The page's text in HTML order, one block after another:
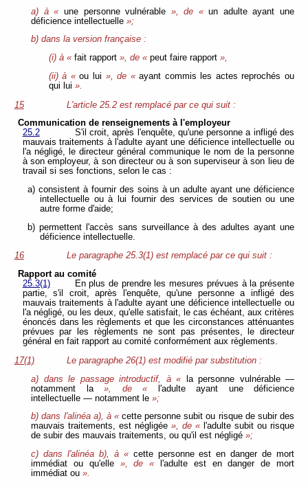
a) à « une personne vulnérable », de «un adulte ayant une
déficience intellectuelle»;
b) dans la version française :
(i) à «fait rapport », de «peut faire rapport »,
(ii) à «ou lui », de «ayant commis les actes reprochés ou
qui lui ».
15
L'article 25.2 est remplacé par ce qui suit :
Communication de renseignements à l'employeur
25.2
S'il croit, après l'enquête, qu'une personne a infligé des
mauvais traitements à l'adulte ayant une déficience intellectuelle ou
l'a négligé, le directeur général communique le nom de la personne
à son employeur, à son directeur ou à son superviseur à son lieu de
travail si ses fonctions, selon le cas :
a) consistent à fournir des soins à un adulte ayant une déficience
intellectuelle ou à lui fournir des services de soutien ou une
autre forme d'aide;
b) permettent l'accès sans surveillance à des adultes ayant une
déficience intellectuelle.
16
Le paragraphe 25.3(1) est remplacé par ce qui suit :
Rapport au comité
25.3(1)
En plus de prendre les mesures prévues à la présente
partie, s'il croit, après l'enquête, qu'une personne a infligé des
mauvais traitements à l'adulte ayant une déficience intellectuelle ou
l'a négligé, ou les deux, qu'elle satisfait, le cas échéant, aux critères
énoncés dans les règlements et que les circonstances atténuantes
prévues par les règlements ne sont pas présentes, le directeur
général en fait rapport au comité conformément aux règlements.
17(1)
Le paragraphe 26(1) est modifié par substitution :
a) dans le passage introductif, à «
la personne vulnérable —
notamment la», de « l'adulte ayant une déficience
intellectuelle — notamment le»;
b) dans l'alinéa a), à «cette personne subit ou risque de subir des
mauvais traitements, est négligée», de « l'adulte subit ou risque
de subir des mauvais traitements, ou qu'il est négligé»;
c) dans l'alinéa b), à «cette personne est en danger de mort
immédiat ou qu'elle », de « l'adulte est en danger de mort
immédiat ou».